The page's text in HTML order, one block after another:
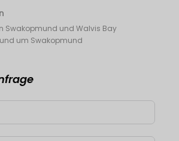
Swakopmund und Walvis Bay
um Swakopmund